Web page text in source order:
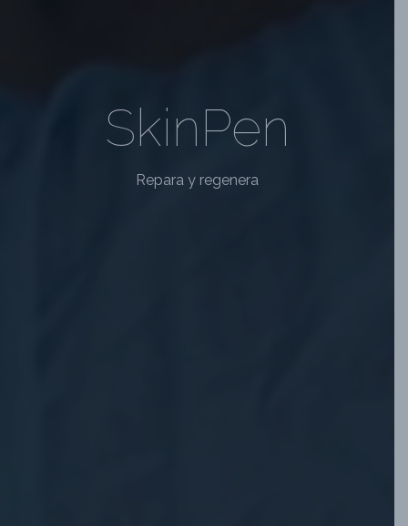
SkinPen
Repara y regenera